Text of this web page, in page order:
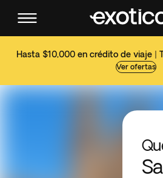
Hasta $10,000 en crédito de viaje |
Ver ofertas